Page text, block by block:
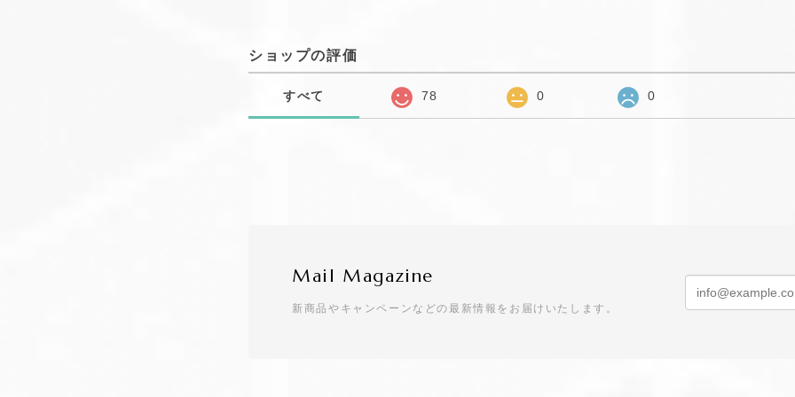
ショップの評価
すべて 78 0 0
Mail Magazine
新商品やキャンペーンなどの最新情報をお届けいたします。